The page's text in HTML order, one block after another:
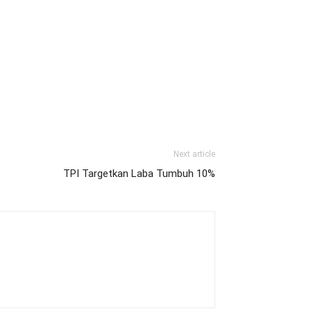
Next article
TPI Targetkan Laba Tumbuh 10%